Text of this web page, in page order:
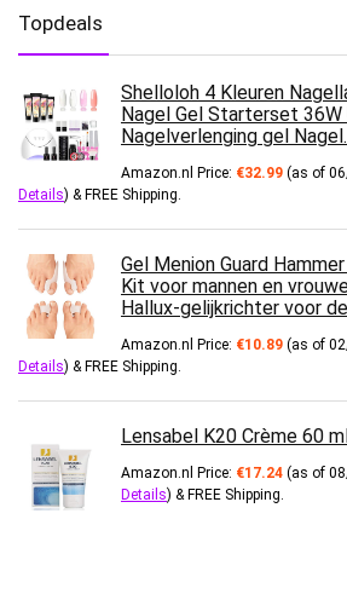
Topdeals
Shelloloh 4 Kleuren
Nagel Gel Starterset
Nagelverlenging gel
Amazon.nl Price: €32.99 (as of
Details) & FREE Shipping.
Gel Menion Guard
Kit voor mannen en
Hallux-gelijkrichter voor
Amazon.nl Price: €10.89 (as of
Details) & FREE Shipping.
Lensabel K20 Crème 60
Amazon.nl Price: €17.24 (as of
Details) & FREE Shipping.